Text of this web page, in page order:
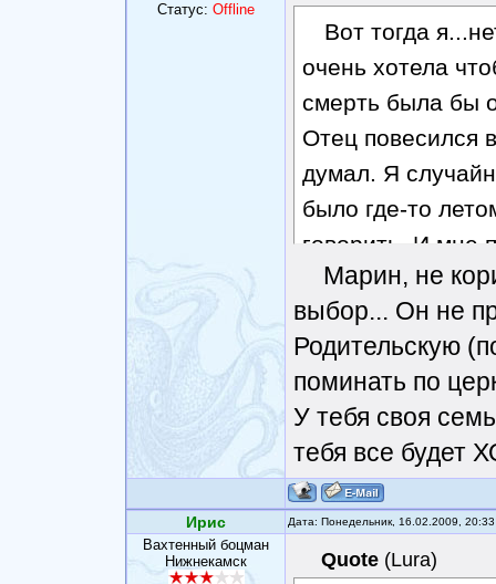
Статус: Offline
Вот тогда
очень хотела
смерть была бы
Отец повесился
думал. Я
было где-то
говорить. И мне
все может
говорить. Об
Марин, не
выбор... Он не
Родительскую
поминать по
У тебя своя
тебя все будет
Ирис Дата: Понедельник, 16.02.2009,
Вахтенный боцман
Нижнекамск
Quote (Lura)